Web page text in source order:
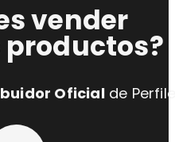
vender
Oficialde